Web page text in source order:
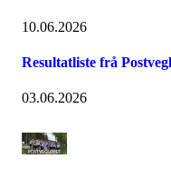
10.06.2026
Resultatliste frå
03.06.2026